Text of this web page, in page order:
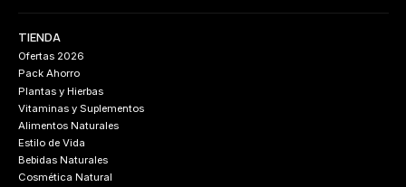
TIENDA
Ofertas 2026
Pack Ahorro
Plantas y Hierbas
Vitaminas y Suplementos
Alimentos Naturales
Estilo de Vida
Bebidas Naturales
Cosmética Natural